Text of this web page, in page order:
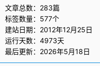
文章总数：283篇
标签数量：577个
建站日期：2012年12月25日
运行天数：4973天
最后更新：2026年5月18日